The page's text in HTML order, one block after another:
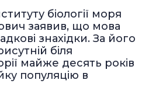
біології моря
заявив, що мова
знахідки. За його
біля
майже десять років
популяцію в